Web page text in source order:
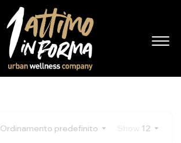
Ordinamento predefinito 12